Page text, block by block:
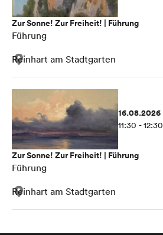
Zur Sonne! Zur Freiheit! | Führung
Führung
Reinhart am Stadtgarten
16.08.2026
11:30 - 12:30
Zur Sonne! Zur Freiheit! | Führung
Führung
Reinhart am Stadtgarten